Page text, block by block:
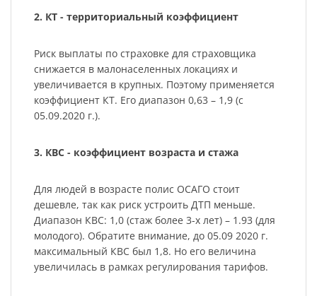
2. КТ - территориальный коэффициент
Риск выплаты по страховке для страховщика
снижается в малонаселенных локациях и
увеличивается в крупных. Поэтому применяется
коэффициент КТ. Его диапазон 0,63 – 1,9 (с
05.09.2020 г.).
3. КВС - коэффициент возраста и стажа
Для людей в возрасте полис ОСАГО стоит
дешевле, так как риск устроить ДТП меньше.
Диапазон КВС: 1,0 (стаж более 3-х лет) – 1.93 (для
молодого). Обратите внимание, до 05.09 2020 г.
максимальный КВС был 1,8. Но его величина
увеличилась в рамках регулирования тарифов.